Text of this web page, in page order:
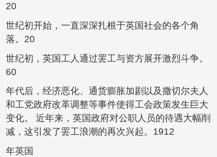
20
世纪初开始，一直深深扎根于英国社会的各个角
落。20
世纪初，英国工人通过罢工与资方展开激烈斗争。
60
年代后，经济恶化、通货膨胀加剧以及撒切尔夫人
和工党政府改革调整等事件使得工会政策发生巨大
变化。 近年来，英国政府对公职人员的待遇大幅削
减，这引发了罢工浪潮的再次兴起。1912
年英国